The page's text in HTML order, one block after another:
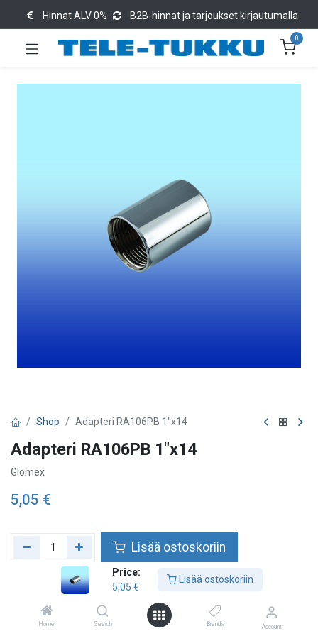
Price:
5,05 €
Lisää ostoskoriin
Home Search Brands Account
Hinnat ALV 0% B2B-hinnat ja tarjoukset kirjautumalla
0
Shop Adapteri RA106PB 1"x14
Adapteri RA106PB 1"x14
Glomex
5,05 €
Lisää ostoskoriin
Lisää toivelistalle